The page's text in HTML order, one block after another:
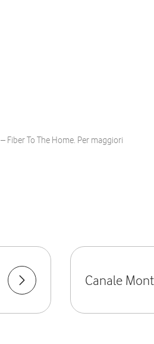
– Fiber To The Home. Per maggiori
Canale